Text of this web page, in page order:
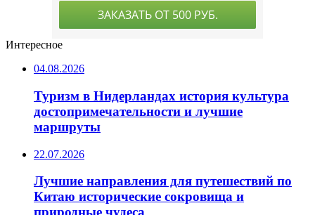
Интересное
04.08.2026
Туризм в Нидерландах история культура
достопримечательности и лучшие
маршруты
22.07.2026
Лучшие направления для путешествий по
Китаю исторические сокровища и